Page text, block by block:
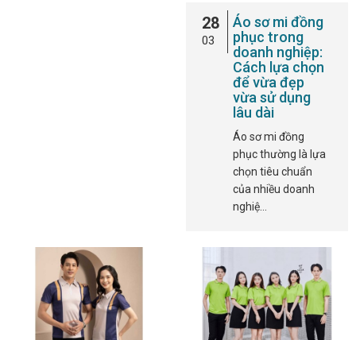
28
03
Áo sơ mi đồng
phục trong
doanh nghiệp:
Cách lựa chọn
để vừa đẹp
vừa sử dụng
lâu dài
Áo sơ mi đồng
phục thường là lựa
chọn tiêu chuẩn
của nhiều doanh
nghiệ…